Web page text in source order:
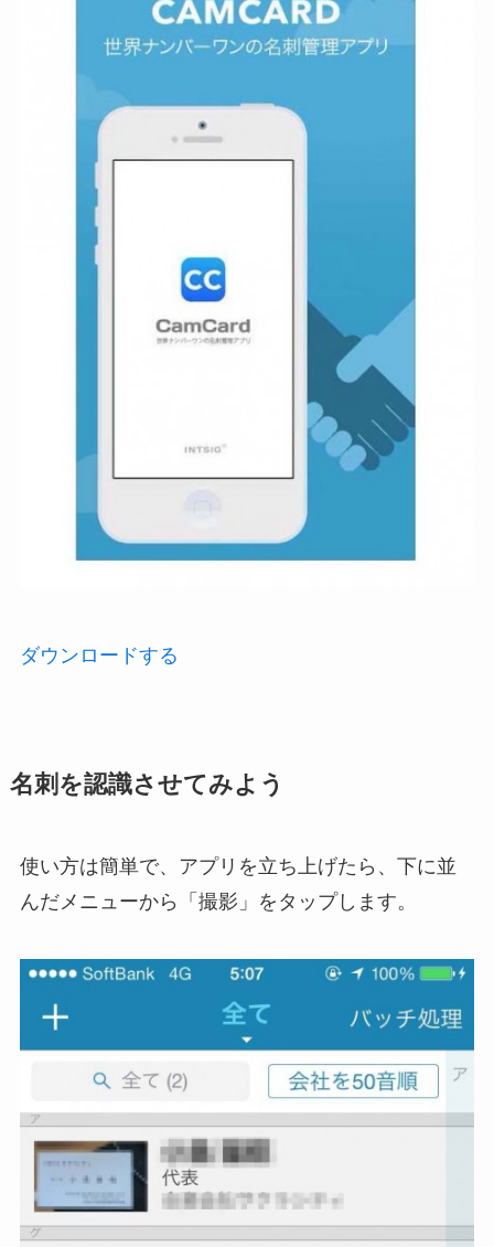
ダウンロードする
名刺を認識させてみよう
使い方は簡単で、アプリを立ち上げたら、下に並
んだメニューから「撮影」をタップします。